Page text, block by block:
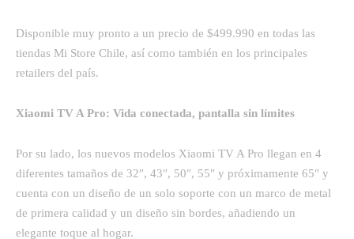
Disponible muy pronto a un precio de $499.990 en todas las
tiendas Mi Store Chile, así como también en los principales
retailers del país.
Xiaomi TV A Pro: Vida conectada, pantalla sin límites
Por su lado, los nuevos modelos Xiaomi TV A Pro llegan en 4
diferentes tamaños de 32″, 43″, 50″, 55″ y próximamente 65″ y
cuenta con un diseño de un solo soporte con un marco de metal
de primera calidad y un diseño sin bordes, añadiendo un
elegante toque al hogar.